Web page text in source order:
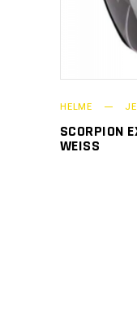
HELME
SCORPION
WEISS